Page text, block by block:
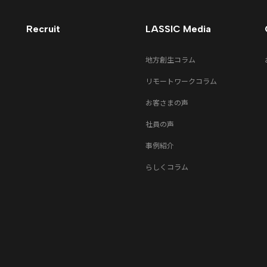
Recruit LASSIC Media
地方創生コラム
リモートワークコラム
お客さまの声
社員の声
事例紹介
らしくコラム